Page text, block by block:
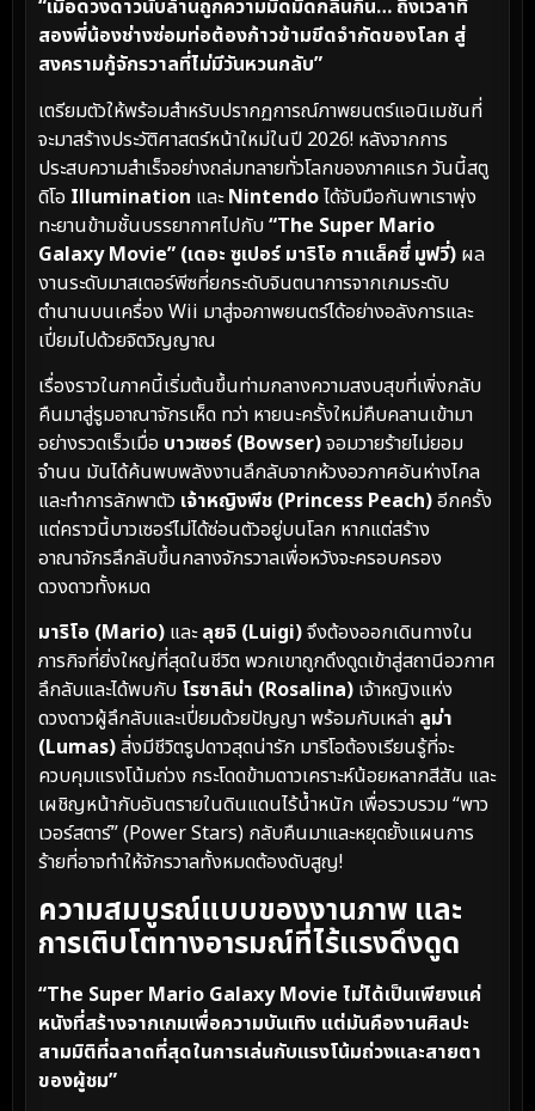
“เมื่อดวงดาวนับล้านถูกความมืดมิดกลืนกิน… ถึงเวลาที่
สองพี่น้องช่างซ่อมท่อต้องก้าวข้ามขีดจำกัดของโลก สู่
สงครามกู้จักรวาลที่ไม่มีวันหวนกลับ”
เตรียมตัวให้พร้อมสำหรับปรากฏการณ์ภาพยนตร์แอนิเมชันที่
จะมาสร้างประวัติศาสตร์หน้าใหม่ในปี 2026! หลังจากการ
ประสบความสำเร็จอย่างถล่มทลายทั่วโลกของภาคแรก วันนี้สตู
ดิโอ Illumination และNintendoได้จับมือกันพาเราพุ่ง
ทะยานข้ามชั้นบรรยากาศไปกับ“The Super Mario
Galaxy Movie” (เดอะ ซูเปอร์ มาริโอ กาแล็คซี่ มูฟวี่) ผล
งานระดับมาสเตอร์พีซที่ยกระดับจินตนาการจากเกมระดับ
ตำนานบนเครื่อง Wii มาสู่จอภาพยนตร์ได้อย่างอลังการและ
เปี่ยมไปด้วยจิตวิญญาณ
เรื่องราวในภาคนี้เริ่มต้นขึ้นท่ามกลางความสงบสุขที่เพิ่งกลับ
คืนมาสู่รูมอาณาจักรเห็ด ทว่า หายนะครั้งใหม่คืบคลานเข้ามา
อย่างรวดเร็วเมื่อ บาวเซอร์ (Bowser)จอมวายร้ายไม่ยอม
จำนน มันได้ค้นพบพลังงานลึกลับจากห้วงอวกาศอันห่างไกล
และทำการลักพาตัว เจ้าหญิงพีช (Princess Peach)อีกครั้ง
แต่คราวนี้บาวเซอร์ไม่ได้ซ่อนตัวอยู่บนโลก หากแต่สร้าง
อาณาจักรลึกลับขึ้นกลางจักรวาลเพื่อหวังจะครอบครอง
ดวงดาวทั้งหมด
มาริโอ (Mario) และลุยจิ (Luigi)จึงต้องออกเดินทางใน
ภารกิจที่ยิ่งใหญ่ที่สุดในชีวิต พวกเขาถูกดึงดูดเข้าสู่สถานีอวกาศ
ลึกลับและได้พบกับ โรซาลิน่า (Rosalina) เจ้าหญิงแห่ง
ดวงดาวผู้ลึกลับและเปี่ยมด้วยปัญญา พร้อมกับเหล่า ลูม่า
(Lumas)สิ่งมีชีวิตรูปดาวสุดน่ารัก มาริโอต้องเรียนรู้ที่จะ
ควบคุมแรงโน้มถ่วง กระโดดข้ามดาวเคราะห์น้อยหลากสีสัน และ
เผชิญหน้ากับอันตรายในดินแดนไร้น้ำหนัก เพื่อรวบรวม “พาว
เวอร์สตาร์” (Power Stars) กลับคืนมาและหยุดยั้งแผนการ
ร้ายที่อาจทำให้จักรวาลทั้งหมดต้องดับสูญ!
ความสมบูรณ์แบบของงานภาพ และ
การเติบโตทางอารมณ์ที่ไร้แรงดึงดูด
“The Super Mario Galaxy Movie ไม่ได้เป็นเพียงแค่
หนังที่สร้างจากเกมเพื่อความบันเทิง แต่มันคืองานศิลปะ
สามมิติที่ฉลาดที่สุดในการเล่นกับแรงโน้มถ่วงและสายตา
ของผู้ชม”